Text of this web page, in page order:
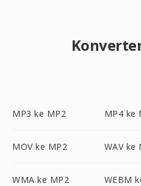
MP3 ke MP2 MP4 ke
MOV ke MP2 WAV ke
WMA ke MP2 WEBM